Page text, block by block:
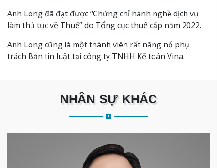
Anh Long đã đạt được “Chứng chỉ hành nghề dịch vụ
làm thủ tục về Thuế” do Tổng cục thuế cấp năm 2022.
Anh Long cũng là một thành viên rất năng nổ phụ
trách Bản tin luật tại công ty TNHH Kế toán Vina.
NHÂN SỰ KHÁC